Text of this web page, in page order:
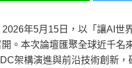
年5月15日，以「讓AI世
。本次論壇匯聚全球近千
架構演進與前沿技術創新